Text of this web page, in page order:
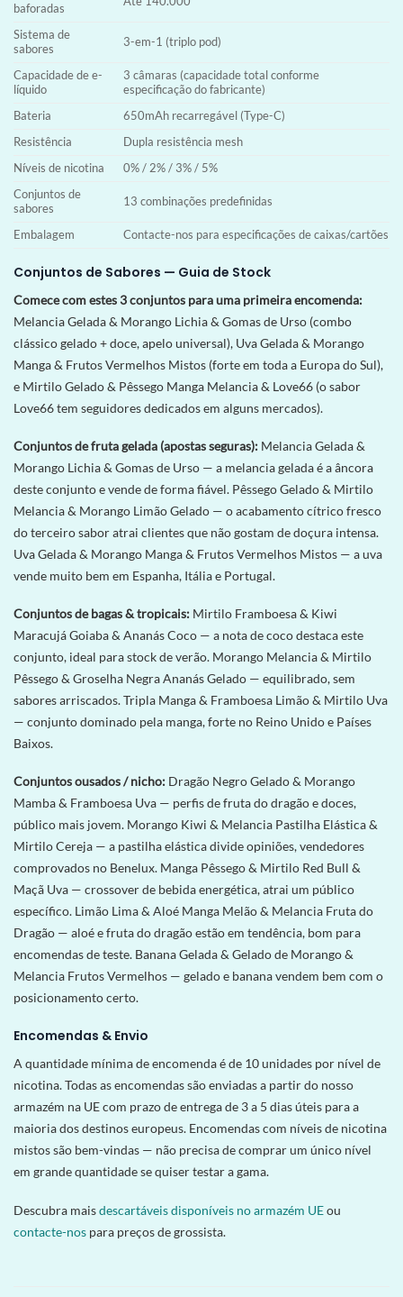
baforadas
Sistema de
sabores
3-em-1 (triplo pod)
Capacidade de e-
líquido
3 câmaras (capacidade total conforme
especificação do fabricante)
Bateria
650mAh recarregável (Type-C)
Resistência
Dupla resistência mesh
Níveis de nicotina
0% / 2% / 3% / 5%
Conjuntos de
sabores
13 combinações predefinidas
Embalagem Contacte-nos para especificações de caixas/cartões
Conjuntos de Sabores — Guia de Stock
Comece com estes 3 conjuntos para uma primeira encomenda:
Melancia Gelada & Morango Lichia & Gomas de Urso (combo
clássico gelado + doce, apelo universal), Uva Gelada & Morango
Manga & Frutos Vermelhos Mistos (forte em toda a Europa do Sul),
e Mirtilo Gelado & Pêssego Manga Melancia & Love66 (o sabor
Love66 tem seguidores dedicados em alguns mercados).
Conjuntos de fruta gelada (apostas seguras): Melancia Gelada &
Morango Lichia & Gomas de Urso — a melancia gelada é a âncora
deste conjunto e vende de forma fiável. Pêssego Gelado & Mirtilo
Melancia & Morango Limão Gelado — o acabamento cítrico fresco
do terceiro sabor atrai clientes que não gostam de doçura intensa.
Uva Gelada & Morango Manga & Frutos Vermelhos Mistos — a uva
vende muito bem em Espanha, Itália e Portugal.
Conjuntos de bagas & tropicais: Mirtilo Framboesa & Kiwi
Maracujá Goiaba & Ananás Coco — a nota de coco destaca este
conjunto, ideal para stock de verão. Morango Melancia & Mirtilo
Pêssego & Groselha Negra Ananás Gelado — equilibrado, sem
sabores arriscados. Tripla Manga & Framboesa Limão & Mirtilo Uva
— conjunto dominado pela manga, forte no Reino Unido e Países
Baixos.
Conjuntos ousados / nicho: Dragão Negro Gelado & Morango
Mamba & Framboesa Uva — perfis de fruta do dragão e doces,
público mais jovem. Morango Kiwi & Melancia Pastilha Elástica &
Mirtilo Cereja — a pastilha elástica divide opiniões, vendedores
comprovados no Benelux. Manga Pêssego & Mirtilo Red Bull &
Maçã Uva — crossover de bebida energética, atrai um público
específico. Limão Lima & Aloé Manga Melão & Melancia Fruta do
Dragão — aloé e fruta do dragão estão em tendência, bom para
encomendas de teste. Banana Gelada & Gelado de Morango &
Melancia Frutos Vermelhos — gelado e banana vendem bem com o
posicionamento certo.
Encomendas & Envio
A quantidade mínima de encomenda é de 10 unidades por nível de
nicotina. Todas as encomendas são enviadas a partir do nosso
armazém na UE com prazo de entrega de 3 a 5 dias úteis para a
maioria dos destinos europeus. Encomendas com níveis de nicotina
mistos são bem-vindas — não precisa de comprar um único nível
em grande quantidade se quiser testar a gama.
Descubra maisdescartáveis disponíveis no armazém UEou
contacte-nos para preços de grossista.